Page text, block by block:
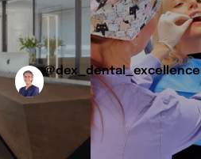
@dex_dental_excellence